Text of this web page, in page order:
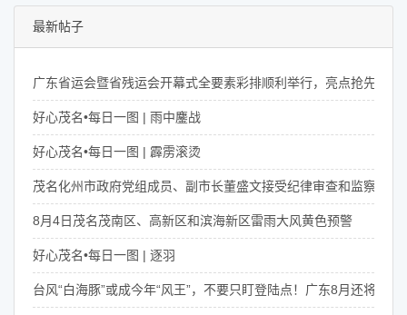
最新帖子
广东省运会暨省残运会开幕式全要素彩排顺利举行，亮点抢先看！
好心茂名•每日一图 | 雨中鏖战
好心茂名•每日一图 | 霹雳滚烫
茂名化州市政府党组成员、副市长董盛文接受纪律审查和监察调查
8月4日茂名茂南区、高新区和滨海新区雷雨大风黄色预警
好心茂名•每日一图 | 逐羽
台风“白海豚”或成今年“风王”，不要只盯登陆点！广东8月还将有4